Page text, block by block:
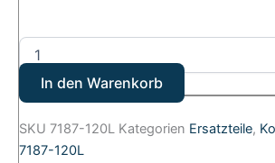
In den Warenkorb
SKU 7187-120L Kategorien Ersatzteile,
7187-120L